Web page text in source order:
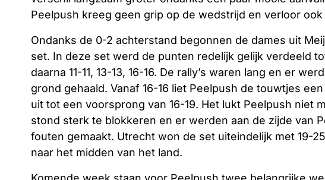
Peelpush kreeg geen grip op de wedstrijd en verloor ook
Ondanks de 0-2 achterstand begonnen de dames uit
set. In deze set werd de punten redelijk gelijk verdeeld
daarna 11-11, 13-13, 16-16. De rally’s waren lang en er
grond gehaald. Vanaf 16-16 liet Peelpush de touwtjes
uit tot een voorsprong van 16-19. Het lukt Peelpush niet
stond sterk te blokkeren en er werden aan de zijde van
fouten gemaakt. Utrecht won de set uiteindelijk met 19-
naar het midden van het land.